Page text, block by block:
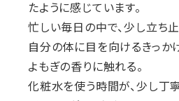
たように感じています。
忙しい毎日の中で、少し立ち
自分の体に目を向けるきっか
よもぎの香りに触れる。
化粧水を使う時間が、少し丁